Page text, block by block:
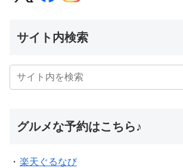
サイト内検索
グルメな予約はこちら♪
・ 楽天ぐるなび